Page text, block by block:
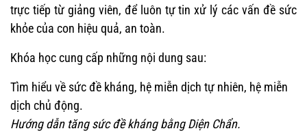
trực tiếp từ giảng viên, để luôn tự tin xử lý các vấn đề sức
khỏe của con hiệu quả, an toàn.
Khóa học cung cấp những nội dung sau:
Tìm hiểu về sức đề kháng, hệ miễn dịch tự nhiên, hệ miễn
dịch chủ động.
Hướng dẫn tăng sức đề kháng bằng Diện Chẩn.